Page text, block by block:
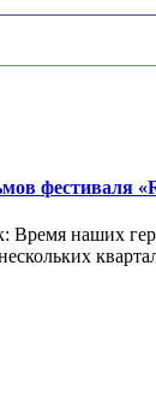
фестиваля
наших